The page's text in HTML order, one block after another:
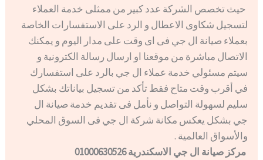
حيث تخصص الشركة عدد كبير من ممثلى خدمة العملاء
لتسجيل شكاوى الاعطال و الرد على الاستفسارات الخاصة
بعملاء صيانة ال جي فى اى وقت على مدار اليوم و يمكنك
الاتصال مباشرة من موقعنا او ارسال رسالة الكترونية و
سيتم مسئولي خدمة عملاء ال جي بالرد على استفسارك
في أقرب وقت متاح فقط تأكد من تسجيل بياناتك بشكل
سليم لسهولة التواصل و نأمل فى تقديم خدمة صيانة ال
جي بشكل يعكس مكانة شركة ال جي فى السوق المحلي
والأسواق العالمية .
مركز صيانة ال جي الاسكندرية 01000630526